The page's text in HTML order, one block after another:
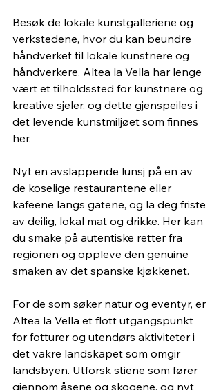
Besøk de lokale kunstgalleriene og
verkstedene, hvor du kan beundre
håndverket til lokale kunstnere og
håndverkere. Altea la Vella har lenge
vært et tilholdssted for kunstnere og
kreative sjeler, og dette gjenspeiles i
det levende kunstmiljøet som finnes
her.
Nyt en avslappende lunsj på en av
de koselige restaurantene eller
kafeene langs gatene, og la deg friste
av deilig, lokal mat og drikke. Her kan
du smake på autentiske retter fra
regionen og oppleve den genuine
smaken av det spanske kjøkkenet.
For de som søker natur og eventyr, er
Altea la Vella et flott utgangspunkt
for fotturer og utendørs aktiviteter i
det vakre landskapet som omgir
landsbyen. Utforsk stiene som fører
gjennom åsene og skogene, og nyt